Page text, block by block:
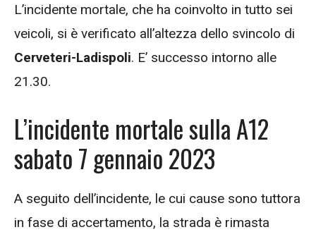
L’incidente mortale, che ha coinvolto in tutto sei
veicoli, si è verificato all’altezza dello svincolo di
Cerveteri-Ladispoli. E’ successo intorno alle
21.30.
L’incidente mortale sulla A12
sabato 7 gennaio 2023
A seguito dell’incidente, le cui cause sono tuttora
in fase di accertamento, la strada è rimasta